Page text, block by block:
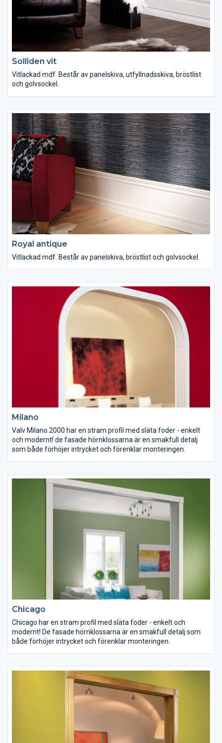
Solliden vit
Vitlackad mdf. Består av panelskiva, utfyllnadsskiva, bröstlist
och golvsockel.
Royal antique
Vitlackad mdf. Består av panelskiva, bröstlist och golvsockel.
Milano
Valv Milano 2000 har en stram profil med släta foder - enkelt
och modernt! de fasade hörnklossarna är en smakfull detalj
som både förhöjer intrycket och förenklar monteringen.
Chicago
Chicago har en stram profil med släta foder - enkelt och
modernt! De fasade hörnklossarna är en smakfull detalj som
både förhöjer intrycket och förenklar monteringen.